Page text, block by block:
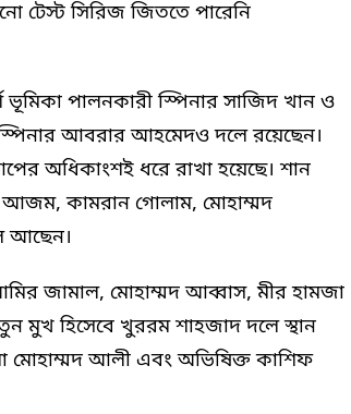
টেস্ট সিরিজ জিততে পারেনি
ভূমিকা পালনকারী স্পিনার সাজিদ খান ও
আবরার আহমেদও দলে রয়েছেন।
অধিকাংশই ধরে রাখা হয়েছে। শান
কামরান গোলাম, মোহাম্মদ
আছেন।
জামাল, মোহাম্মদ আব্বাস, মীর হামজা
মুখ হিসেবে খুররম শাহজাদ দলে স্থান
মোহাম্মদ আলী এবং অভিষিক্ত কাশিফ